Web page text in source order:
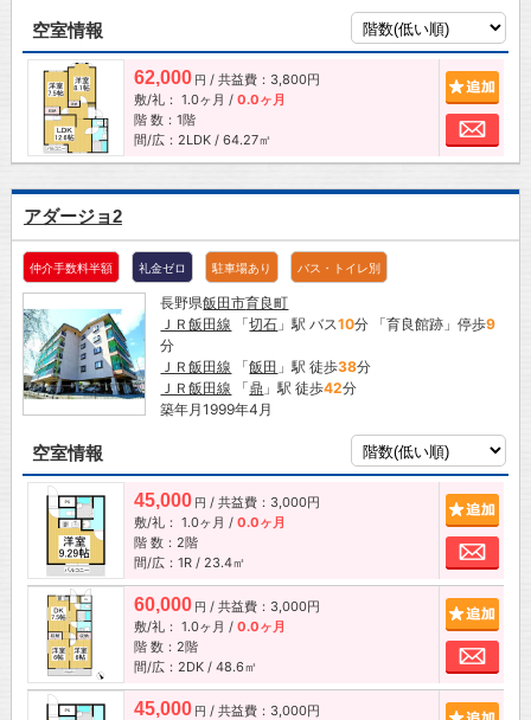
空室情報
62,000 円 / 共益費：3,800円
敷/礼： 1.0ヶ月 / 0.0ヶ月
階 数：1階
間/広：2LDK / 64.27㎡
お
アダージョ2
仲介手数料半額 礼金ゼロ 駐車場あり バス・トイレ別
長野県飯田市育良町
ＪＲ飯田線 「切石 」駅 バス10分 「育良館跡」停歩9
分
ＪＲ飯田線 「飯田 」駅 徒歩38分
ＪＲ飯田線 「鼎 」駅 徒歩42分
築年月1999年4月
空室情報
45,000 円 / 共益費：3,000円
敷/礼： 1.0ヶ月 / 0.0ヶ月
階 数：2階
間/広：1R / 23.4㎡
お
60,000 円 / 共益費：3,000円
敷/礼： 1.0ヶ月 / 0.0ヶ月
階 数：2階
間/広：2DK / 48.6㎡
お
45,000 円 / 共益費：3,000円